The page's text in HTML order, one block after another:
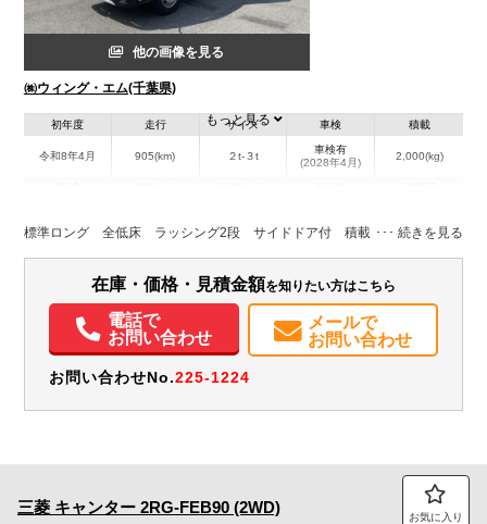
他の画像を見る
㈱ウィング・エム(千葉県)
初年度
令和8年4月
走行
905(km)
サイズ
２t-３t
車検
車検有
(2028年4月)
積載
2,000(kg)
千葉県
W:1,760
H:2,220
W:1,920
H:3,190
無
装備情報
エアコン パワステ パワーウィンドウ エアバッグ
集中ドアロック
電動格納ミラー
取扱説明書（一部含む） メンテナンスノート（保証書）
もっと見る
標準ロング 全低床 ラッシング2段 サイドドア付 積載2,000kg
在庫・価格・見積金額を知りたい方はこちら
電話で
お問い合わせ
メールで
お問い合わせ
お問い合わせNo.225-1224
三菱 キャンター 2RG-FEB90 (2WD) お気に入り